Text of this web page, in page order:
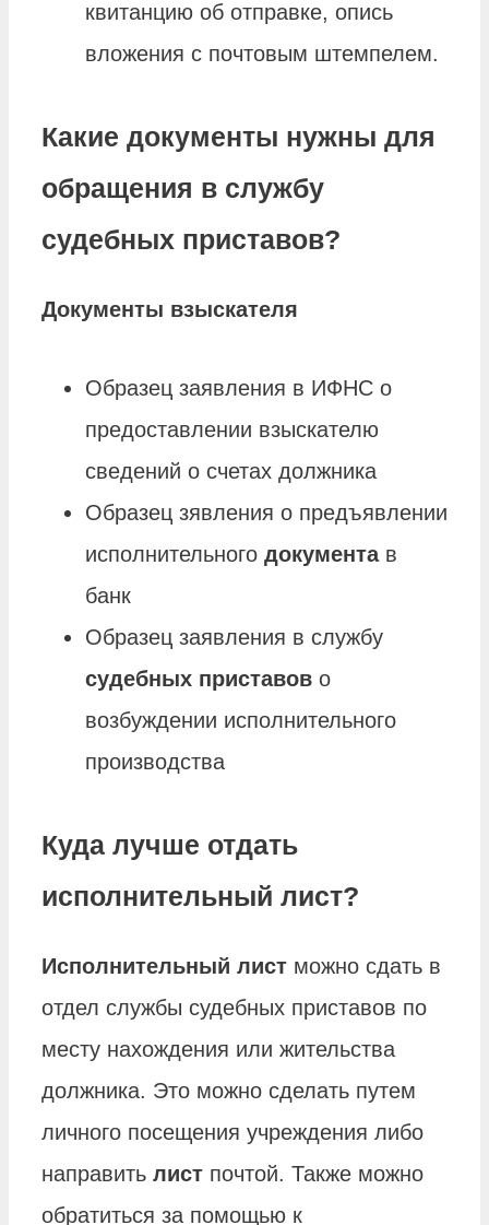
квитанцию об отправке, опись
вложения с почтовым штемпелем.
Какие документы нужны для
обращения в службу
судебных приставов?
Документы взыскателя
Образец заявления в ИФНС о
предоставлении взыскателю
сведений о счетах должника
Образец зявления о предъявлении
исполнительного документав
банк
Образец заявления в службу
судебных приставов о
возбуждении исполнительного
производства
Куда лучше отдать
исполнительный лист?
Исполнительный лист можно сдать в
отдел службы судебных приставов по
месту нахождения или жительства
должника. Это можно сделать путем
личного посещения учреждения либо
направить лист почтой. Также можно
обратиться за помощью к